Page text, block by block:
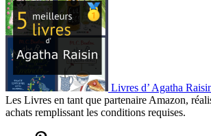
Livres d’ Agatha
Les Livres en tant que partenaire Amazon,
achats remplissant les conditions requises.